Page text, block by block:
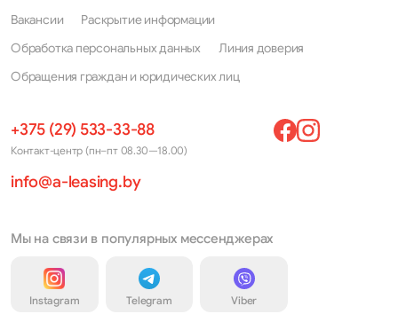
Вакансии
Раскрытие информации
Обработка персональных данных
Линия доверия
Обращения граждан и юридических лиц
+375 (29) 533-33-88
Контакт-центр (пн–пт 08.30—18.00)
info@a-leasing.by
Мы на связи в популярных мессенджерах
Instagram Telegram Viber